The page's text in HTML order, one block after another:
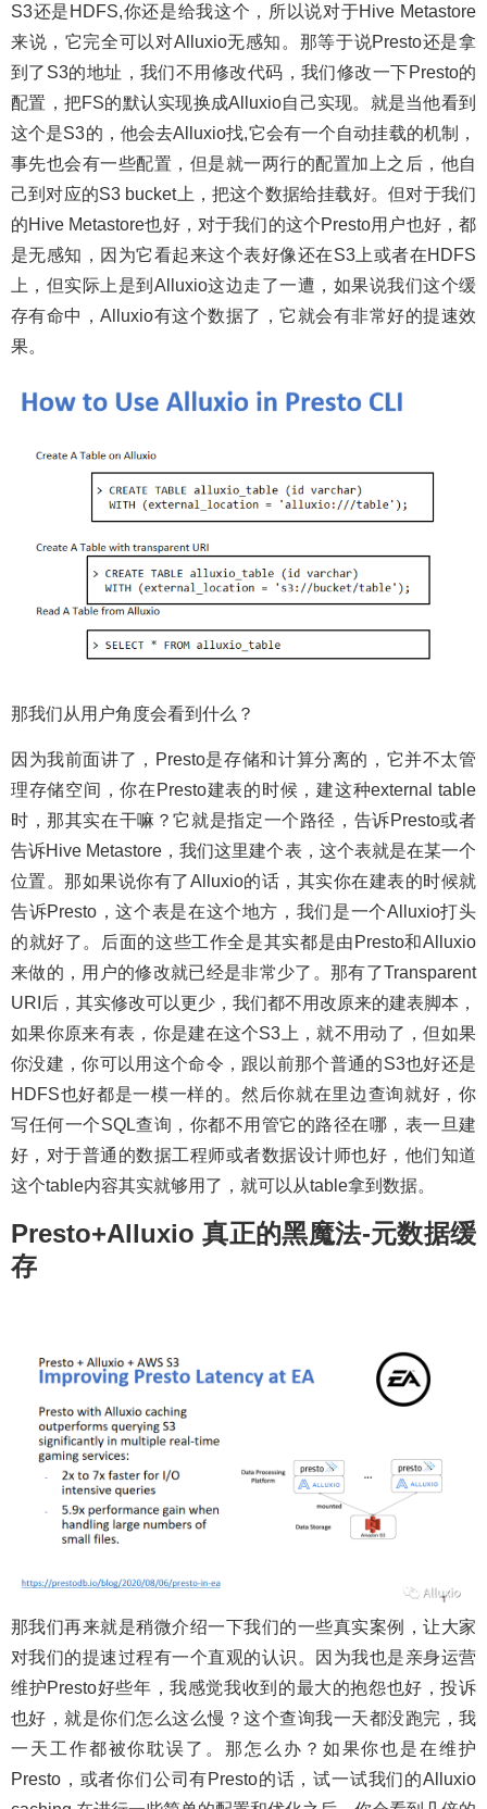
S3还是HDFS,你还是给我这个，所以说对于Hive Metastore
来说，它完全可以对Alluxio无感知。那等于说Presto还是拿
到了S3的地址，我们不用修改代码，我们修改一下Presto的
配置，把FS的默认实现换成Alluxio自己实现。就是当他看到
这个是S3的，他会去Alluxio找,它会有一个自动挂载的机制，
事先也会有一些配置，但是就一两行的配置加上之后，他自
己到对应的S3 bucket上，把这个数据给挂载好。但对于我们
的Hive Metastore也好，对于我们的这个Presto用户也好，都
是无感知，因为它看起来这个表好像还在S3上或者在HDFS
上，但实际上是到Alluxio这边走了一遭，如果说我们这个缓
存有命中，Alluxio有这个数据了，它就会有非常好的提速效
果。
那我们从用户角度会看到什么？
因为我前面讲了，Presto是存储和计算分离的，它并不太管
理存储空间，你在Presto建表的时候，建这种external table
时，那其实在干嘛？它就是指定一个路径，告诉Presto或者
告诉Hive Metastore，我们这里建个表，这个表就是在某一个
位置。那如果说你有了Alluxio的话，其实你在建表的时候就
告诉Presto，这个表是在这个地方，我们是一个Alluxio打头
的就好了。后面的这些工作全是其实都是由Presto和Alluxio
来做的，用户的修改就已经是非常少了。那有了Transparent
URI后，其实修改可以更少，我们都不用改原来的建表脚本，
如果你原来有表，你是建在这个S3上，就不用动了，但如果
你没建，你可以用这个命令，跟以前那个普通的S3也好还是
HDFS也好都是一模一样的。然后你就在里边查询就好，你
写任何一个SQL查询，你都不用管它的路径在哪，表一旦建
好，对于普通的数据工程师或者数据设计师也好，他们知道
这个table内容其实就够用了，就可以从table拿到数据。
Presto+Alluxio 真正的黑魔法-元数据缓
存
那我们再来就是稍微介绍一下我们的一些真实案例，让大家
对我们的提速过程有一个直观的认识。因为我也是亲身运营
维护Presto好些年，我感觉我收到的最大的抱怨也好，投诉
也好，就是你们怎么这么慢？这个查询我一天都没跑完，我
一天工作都被你耽误了。那怎么办？如果你也是在维护
Presto，或者你们公司有Presto的话，试一试我们的Alluxio